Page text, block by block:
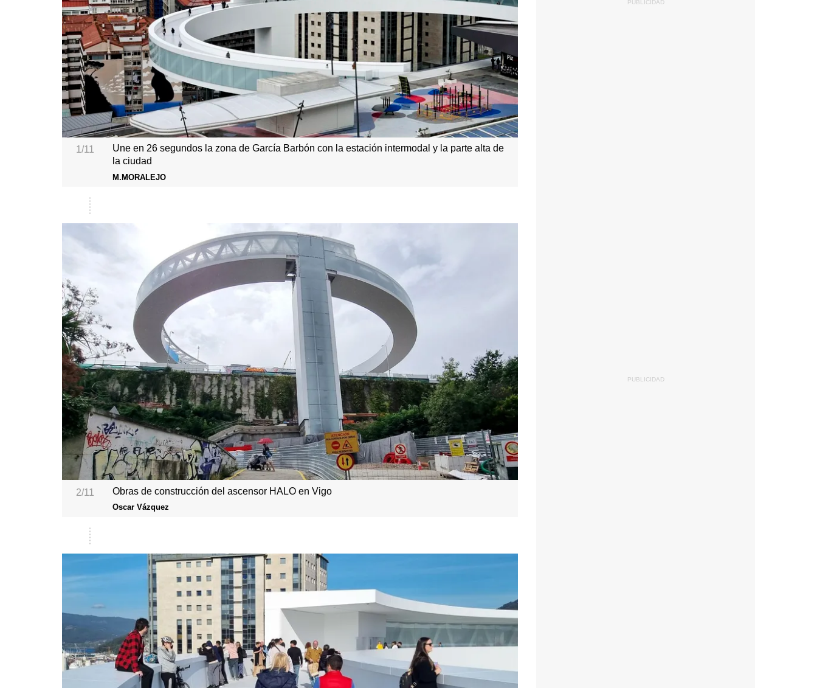
1/11
Une en 26 segundos la zona de García Barbón con la estación intermodal y la parte alta de
la ciudad
M.MORALEJO
2/11 Obras de construcción del ascensor HALO en Vigo
Oscar Vázquez